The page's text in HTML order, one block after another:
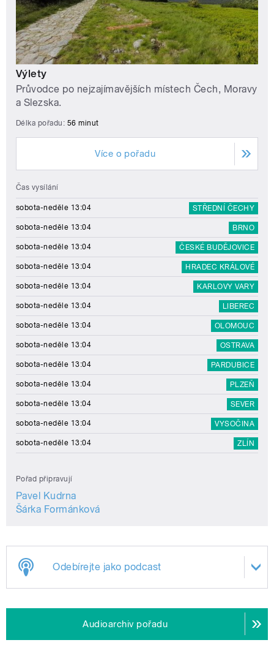
Výlety
Průvodce po nejzajímavějších místech Čech, Moravy
a Slezska.
Délka pořadu: 56 minut
Více o pořadu
Čas vysílání
sobota-neděle 13:04 STŘEDNÍ ČECHY
sobota-neděle 13:04 BRNO
sobota-neděle 13:04 ČESKÉ BUDĚJOVICE
sobota-neděle 13:04 HRADEC KRÁLOVÉ
sobota-neděle 13:04 KARLOVY VARY
sobota-neděle 13:04 LIBEREC
sobota-neděle 13:04 OLOMOUC
sobota-neděle 13:04 OSTRAVA
sobota-neděle 13:04 PARDUBICE
sobota-neděle 13:04 PLZEŇ
sobota-neděle 13:04 SEVER
sobota-neděle 13:04 VYSOČINA
sobota-neděle 13:04 ZLÍN
Pořad připravují
Pavel Kudrna
Šárka Formánková
Odebírejte jako podcast
Audioarchiv pořadu